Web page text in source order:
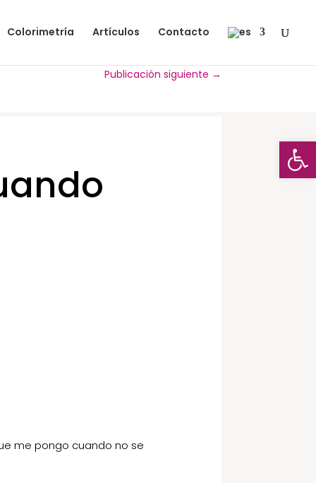
Colorimetría Artículos Contacto
Publicación siguiente →
me pongo cuando no se